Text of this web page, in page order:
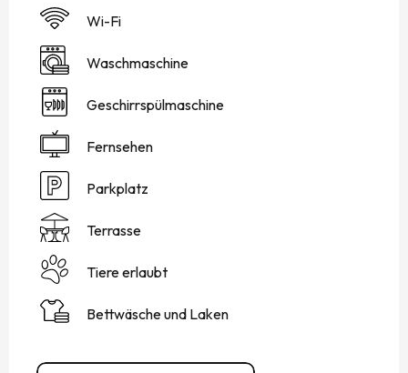
Wi-Fi
Waschmaschine
Geschirrspülmaschine
Fernsehen
Parkplatz
Terrasse
Tiere erlaubt
Bettwäsche und Laken